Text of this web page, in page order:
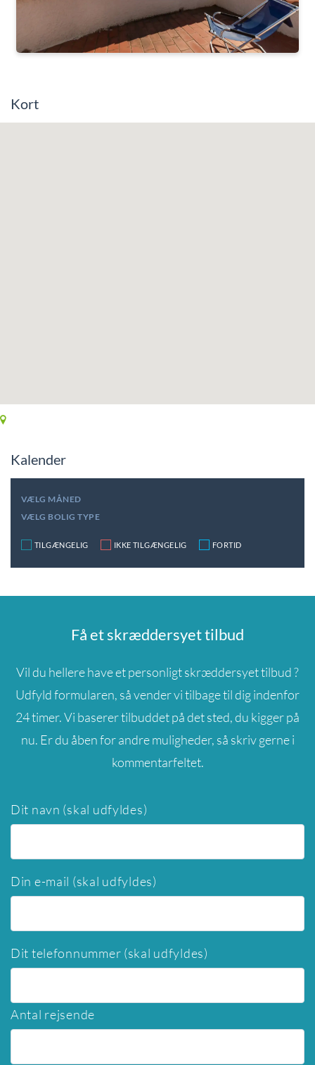
Kort
Kalender
VÆLG MÅNED
VÆLG BOLIG TYPE
TILGÆNGELIG IKKE TILGÆNGELIG FORTID
Få et skræddersyet tilbud
Vil du hellere have et personligt skræddersyet tilbud ?
Udfyld formularen, så vender vi tilbage til dig indenfor
24 timer. Vi baserer tilbuddet på det sted, du kigger på
nu. Er du åben for andre muligheder, så skriv gerne i
kommentarfeltet.
Dit navn (skal udfyldes)
Din e-mail (skal udfyldes)
Dit telefonnummer (skal udfyldes)
Antal rejsende